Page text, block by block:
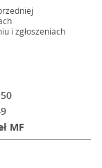
i zgłoszeniach
MF